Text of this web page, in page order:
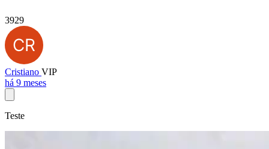
3929
Cristiano VIP
há 9 meses
Teste